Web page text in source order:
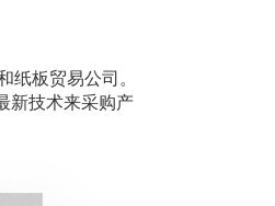
板贸易公司。
新技术来采购产